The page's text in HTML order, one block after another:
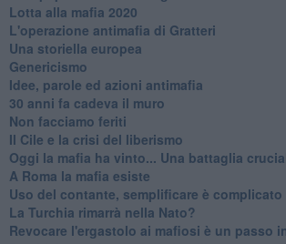
Lotta alla mafia 2020
L'operazione antimafia di Gratteri
Una storiella europea
Genericismo
Idee, parole ed azioni antimafia
30 anni fa cadeva il muro
Non facciamo feriti
Il Cile e la crisi del liberismo
Oggi la mafia ha vinto... Una battaglia
A Roma la mafia esiste
Uso del contante, semplificare è complicato
La Turchia rimarrà nella Nato?
Revocare l'ergastolo ai mafiosi è un passo